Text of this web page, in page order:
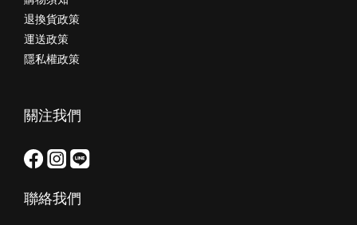
退換貨政策
運送政策
隱私權政策
關注我們
聯絡我們